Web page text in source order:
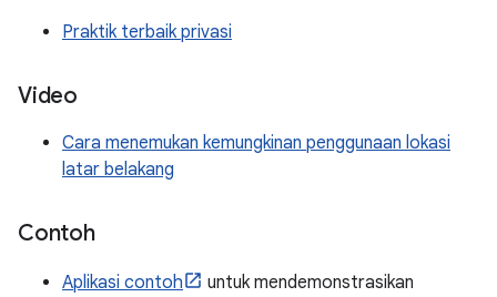
Praktik terbaik privasi
Video
Cara menemukan kemungkinan penggunaan lokasi
latar belakang
Contoh
Aplikasi contoh
untuk mendemonstrasikan